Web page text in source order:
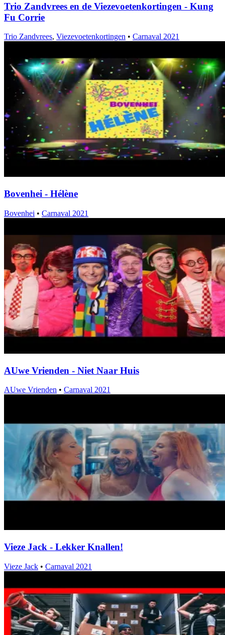
Trio Zandvrees en de Viezevoetenkortingen - Kung
Fu Corrie
Trio Zandvrees, Viezevoetenkortingen • Carnaval 2021
Bovenhei - Hélène
Bovenhei • Carnaval 2021
AUwe Vrienden - Niet Naar Huis
AUwe Vrienden • Carnaval 2021
Vieze Jack - Lekker Knallen!
Vieze Jack • Carnaval 2021